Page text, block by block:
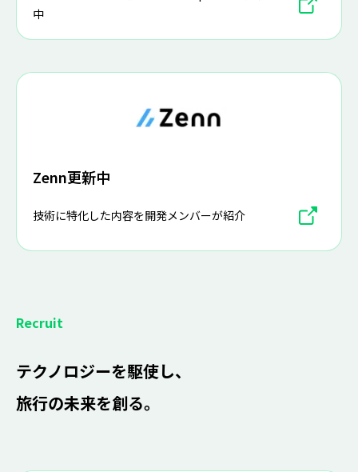
中
Zenn更新中
技術に特化した内容を開発メンバーが紹介
Recruit
テクノロジーを駆使し、
旅行の未来を創る。